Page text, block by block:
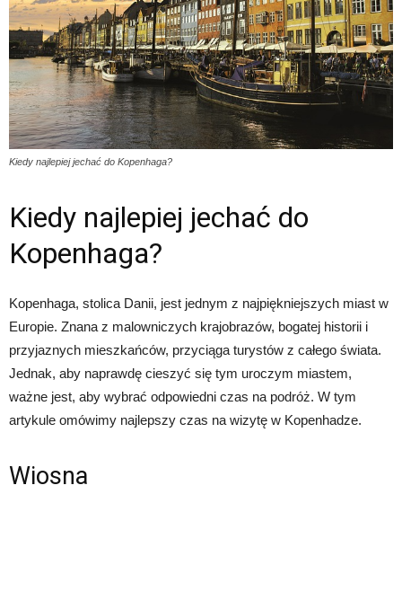
Kiedy najlepiej jechać do Kopenhaga?
Kiedy najlepiej jechać do
Kopenhaga?
Kopenhaga, stolica Danii, jest jednym z najpiękniejszych miast w
Europie. Znana z malowniczych krajobrazów, bogatej historii i
przyjaznych mieszkańców, przyciąga turystów z całego świata.
Jednak, aby naprawdę cieszyć się tym uroczym miastem,
ważne jest, aby wybrać odpowiedni czas na podróż. W tym
artykule omówimy najlepszy czas na wizytę w Kopenhadze.
Wiosna